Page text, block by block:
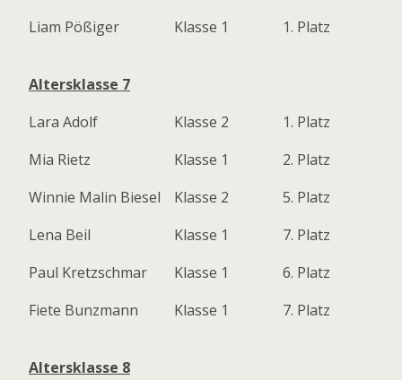
Liam Pößiger
Klasse 1
1. Platz
Altersklasse 7
Lara Adolf
Mia Rietz
Winnie Malin Biesel
Lena Beil
Paul Kretzschmar
Fiete Bunzmann
Klasse 2
Klasse 1
Klasse 2
Klasse 1
Klasse 1
Klasse 1
1. Platz
2. Platz
5. Platz
7. Platz
6. Platz
7. Platz
Altersklasse 8